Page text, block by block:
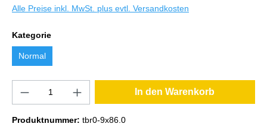
Alle Preise inkl. MwSt. plus evtl. Versandkosten
Kategorie
Normal
In den Warenkorb
Produktnummer: tbr0-9x86.0